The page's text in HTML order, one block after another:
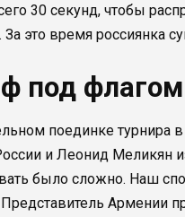
30 секунд, чтобы
За это время россиянка
под флагом
поединке турнира
и Леонид Меликян
было сложно. Наш
Армении